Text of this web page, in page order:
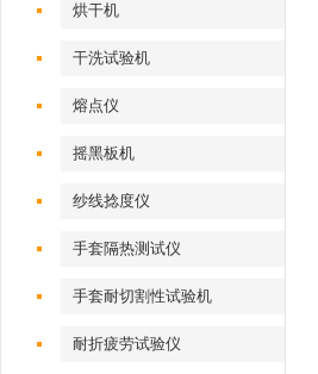
烘干机
干洗试验机
熔点仪
摇黑板机
纱线捻度仪
手套隔热测试仪
手套耐切割性试验机
耐折疲劳试验仪